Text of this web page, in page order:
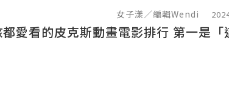
女子漾／編輯Wendi
愛看的皮克斯動畫電影排行 第一是「